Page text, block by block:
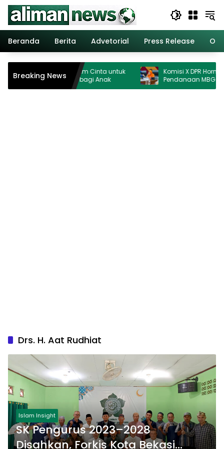
Langsung
konten
Beranda
Berita Advetorial Press Release
Breaking News
Perkuat Kurikulum Cinta untuk
Ruang Aman bagi Anak
Komisi X DPR Hormati
Pendanaan MBG
Ganggu Pendidikan
Drs. H. Aat Rudhiat
Islam Insight
SK Pengurus 2023–2028
Disahkan, Forkis Kota Bekasi